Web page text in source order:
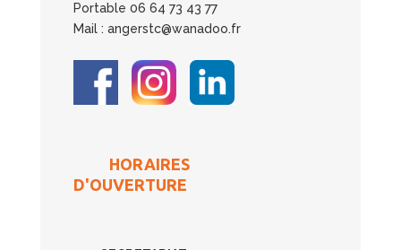
Portable 06 64 73 43 77
Mail : angerstc@wanadoo.fr
HORAIRES
D'OUVERTURE